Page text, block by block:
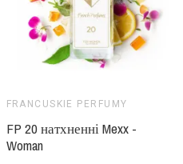
FRANCUSKIE PERFUMY
FP 20 натхненні Mexx -
Woman